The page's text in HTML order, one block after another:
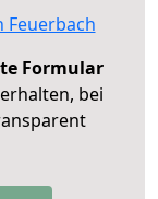
Feuerbach
Formular
bei